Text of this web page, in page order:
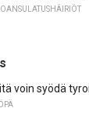
voin syödä